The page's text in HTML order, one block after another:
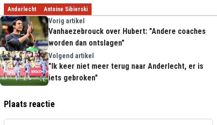
Anderlecht Antoine Sibierski
Vorig artikel
Vanhaezebrouck over Hubert: "Andere coaches
worden dan ontslagen"
Volgend artikel
"Ik keer niet meer terug naar Anderlecht, er is
iets gebroken"
Plaats reactie